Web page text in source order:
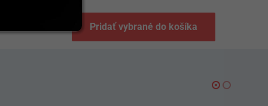
Pridať vybrané do košíka